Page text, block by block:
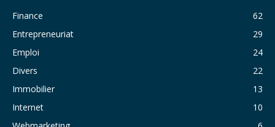
Finance
62
Entrepreneuriat
29
Emploi
24
Divers
22
Immobilier
13
Internet
10